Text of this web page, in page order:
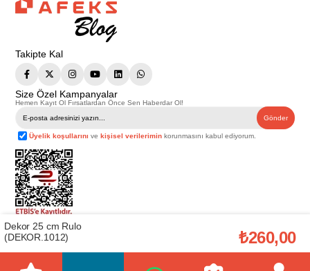
Takipte Kal
Size Özel Kampanyalar
Hemen Kayıt Ol Fırsatlardan Önce Sen Haberdar Ol!
Gönder
Üyelik koşullarını vekişisel verilerimin korunmasını kabul ediyorum.
Telif Hakkı © 2026
. Tüm hakları saklıdır.
Bu web sitesindeki tüm ürünler ticari amaçlıdır. Web sitemizde yer alan
görsel ve yazılı içerikler firmamıza ait olup, firmamızın yazılı izni alınmadan
başka yerlerde kullanılamaz. İçeriklerin izin alınmadan kopyalanması ve
Dekor 25 cm Rulo
(DEKOR.1012)
₺260,00